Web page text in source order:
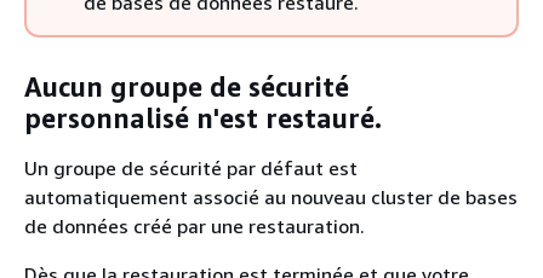
Aucun groupe de sécurité
personnalisé n'est restauré.
Un groupe de sécurité par défaut est
automatiquement associé au nouveau cluster de bases
de données créé par une restauration.